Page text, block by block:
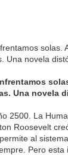
solas.
Una novela
Una novela
2500. La
Roosevelt
al
Pero esta